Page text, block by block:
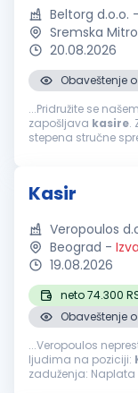
Beltorg d.o.o.
Sremska
20.08.2026
Obaveštenje
...Pridružite se
zapošljava kasire.
stepena stručne
Kasir
Veropoulos
Beograd -
19.08.2026
neto 74.300
Obaveštenje
...Veropoulos
ljudima na poziciji:
zaduženja: Naplata robe na fiskalnim kasama Komunikacija